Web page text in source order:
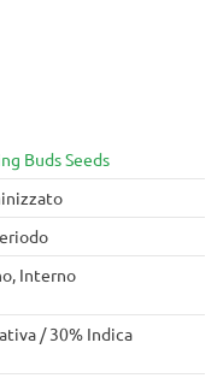
super resistente
sativa
la sua produzione,
Buds Seeds
Interno
/ 30% Indica